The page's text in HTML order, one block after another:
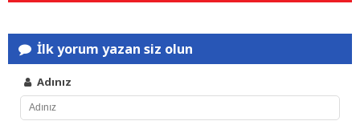
İlk yorum yazan siz olun
Adınız